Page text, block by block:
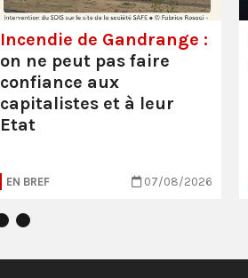
Incendie de Gandrange :
on ne peut pas faire
confiance aux
capitalistes et à leur
Etat
EN BREF 07/08/2026